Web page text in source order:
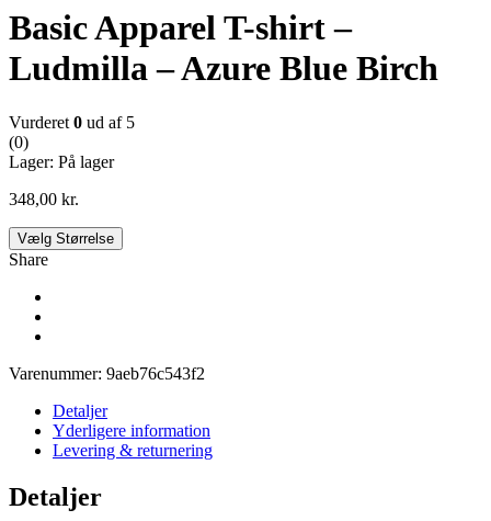
Basic Apparel T-shirt –
Ludmilla – Azure Blue Birch
Vurderet 0 ud af 5
(0)
Lager: På lager
348,00 kr.
Vælg Størrelse
Share
Varenummer: 9aeb76c543f2
Detaljer
Yderligere information
Levering & returnering
Detaljer